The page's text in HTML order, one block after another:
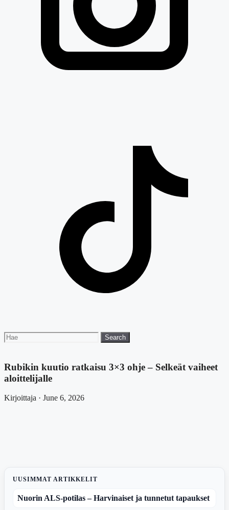
Search
for:
Search
Rubikin kuutio ratkaisu 3×3 ohje – Selkeät vaiheet
aloittelijalle
Kirjoittaja · June 6, 2026
UUSIMMAT ARTIKKELIT
Nuorin ALS-potilas – Harvinaiset ja tunnetut tapaukset